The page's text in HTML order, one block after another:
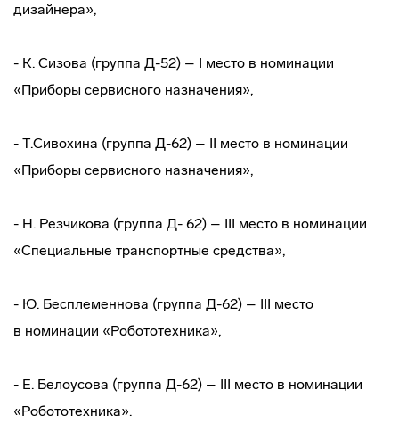
дизайнера»,
- К. Сизова (группа Д-52) – I место в номинации
«Приборы сервисного назначения»,
- Т.Сивохина (группа Д-62) – II место в номинации
«Приборы сервисного назначения»,
- Н. Резчикова (группа Д- 62) – III место в номинации
«Специальные транспортные средства»,
- Ю. Бесплеменнова (группа Д-62) – III место
в номинации «Робототехника»,
- Е. Белоусова (группа Д-62) – III место в номинации
«Робототехника».